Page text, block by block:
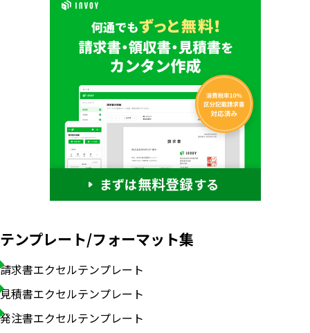
テンプレート/フォーマット集
請求書エクセルテンプレート
見積書エクセルテンプレート
発注書エクセルテンプレート